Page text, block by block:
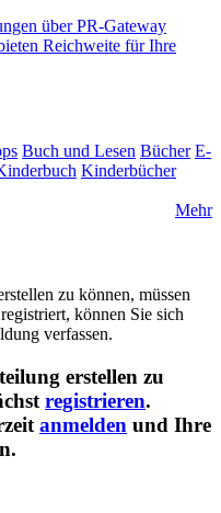
über PR-Gateway
Reichweite für Ihre
Buch und Lesen Bücher E-
Kinderbücher
Mehr
zu können, müssen
können Sie sich
verfassen.
erstellen zu
registrieren.
anmelden und Ihre